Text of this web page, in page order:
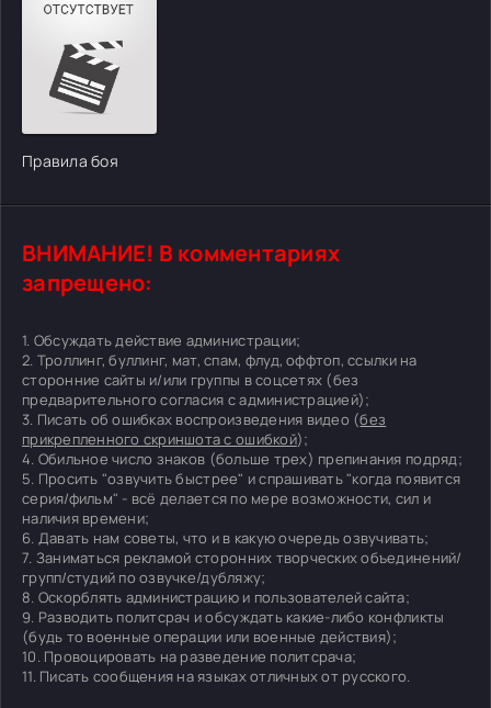
Правила боя
ВНИМАНИЕ! В комментариях
запрещено:
1. Обсуждать действие администрации;
2. Троллинг, буллинг, мат, спам, флуд, оффтоп, ссылки на
сторонние сайты и/или группы в соцсетях (без
предварительного согласия с администрацией);
3. Писать об ошибках воспроизведения видео (без
прикрепленного скриншота с ошибкой);
4. Обильное число знаков (больше трех) препинания подряд;
5. Просить "озвучить быстрее" и спрашивать "когда появится
серия/фильм" - всё делается по мере возможности, сил и
наличия времени;
6. Давать нам советы, что и в какую очередь озвучивать;
7. Заниматься рекламой сторонних творческих объединений/
групп/студий по озвучке/дубляжу;
8. Оскорблять администрацию и пользователей сайта;
9. Разводить политсрач и обсуждать какие-либо конфликты
(будь то военные операции или военные действия);
10. Провоцировать на разведение политсрача;
11. Писать сообщения на языках отличных от русского.